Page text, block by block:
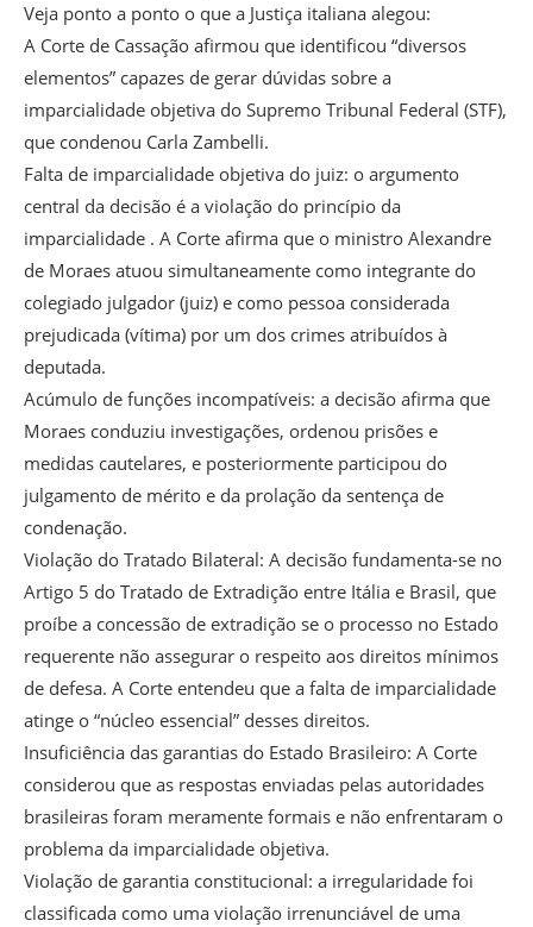
Veja ponto a ponto o que a Justiça italiana alegou:
A Corte de Cassação afirmou que identificou “diversos
elementos” capazes de gerar dúvidas sobre a
imparcialidade objetiva do Supremo Tribunal Federal (STF),
que condenou Carla Zambelli.
Falta de imparcialidade objetiva do juiz: o argumento
central da decisão é a violação do princípio da
imparcialidade . A Corte afirma que o ministro Alexandre
de Moraes atuou simultaneamente como integrante do
colegiado julgador (juiz) e como pessoa considerada
prejudicada (vítima) por um dos crimes atribuídos à
deputada.
Acúmulo de funções incompatíveis: a decisão afirma que
Moraes conduziu investigações, ordenou prisões e
medidas cautelares, e posteriormente participou do
julgamento de mérito e da prolação da sentença de
condenação.
Violação do Tratado Bilateral: A decisão fundamenta-se no
Artigo 5 do Tratado de Extradição entre Itália e Brasil, que
proíbe a concessão de extradição se o processo no Estado
requerente não assegurar o respeito aos direitos mínimos
de defesa. A Corte entendeu que a falta de imparcialidade
atinge o “núcleo essencial” desses direitos.
Insuficiência das garantias do Estado Brasileiro: A Corte
considerou que as respostas enviadas pelas autoridades
brasileiras foram meramente formais e não enfrentaram o
problema da imparcialidade objetiva.
Violação de garantia constitucional: a irregularidade foi
classificada como uma violação irrenunciável de uma